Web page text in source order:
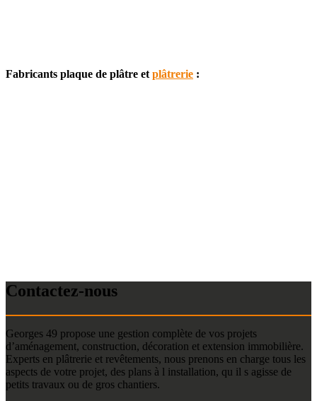
Fabricants plaque de plâtre et plâtrerie :
Contactez-nous
Georges 49 propose une gestion complète de vos projets
d’aménagement, construction, décoration et extension immobilière.
Experts en plâtrerie et revêtements, nous prenons en charge tous les
aspects de votre projet, des plans à l installation, qu il s agisse de
petits travaux ou de gros chantiers.